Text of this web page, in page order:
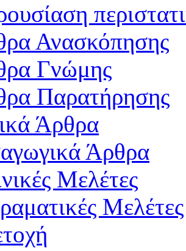
Ανασκόπησης
Γνώμης
Παρατήρησης
Άρθρα
Άρθρα
Μελέτες
Μελέτες